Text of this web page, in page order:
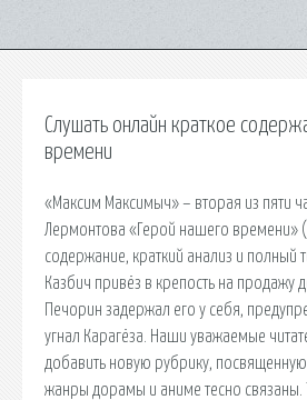
Слушать онлайн краткое
времени
«Максим Максимыч» – вторая из пяти
Лермонтова «Герой нашего времени»
содержание, краткий анализ и полный
Казбич привёз в крепость на продажу
Печорин задержал его у себя,
угнал Карагёза. Наши уважаемые
добавить новую рубрику,
жанры дорамы и аниме тесно связаны.